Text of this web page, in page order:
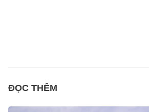
ĐỌC THÊM